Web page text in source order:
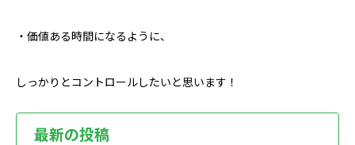
・価値ある時間になるように、
しっかりとコントロールしたいと思います！
最新の投稿